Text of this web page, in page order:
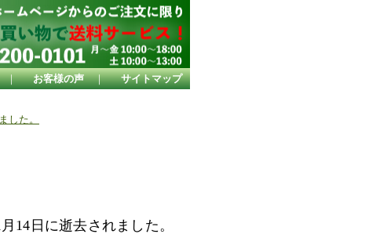
｜ お客様の声 ｜ サイトマップ
した。
月 14 日に逝去されました。